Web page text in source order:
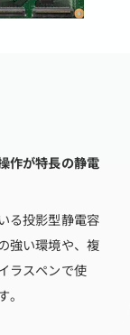
作が特長の静電
る投影型静電容
強い環境や、複
ラスペンで使
。